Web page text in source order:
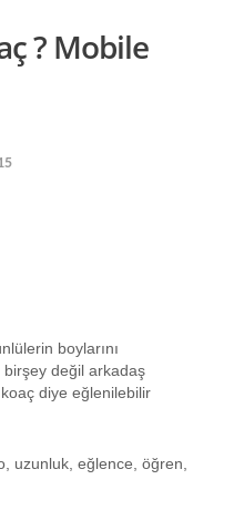
? Mobile
boylarını
değil arkadaş
diye eğlenilebilir
uzunluk, eğlence, öğren,